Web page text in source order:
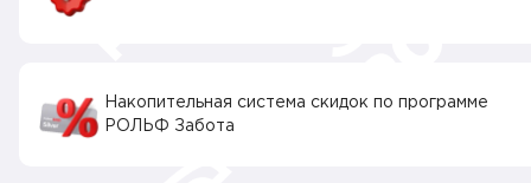
Накопительная система скидок по программе
РОЛЬФ Забота